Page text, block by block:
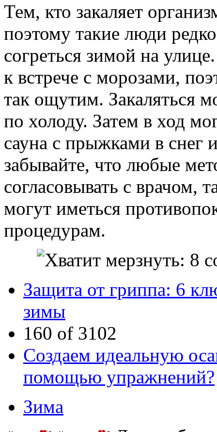
Тем, кто закаляет
поэтому такие люди
согреться зимой на
к встрече с морозами,
так ощутим. Закаляться
по холоду. Затем в ход
сауна с прыжками в снег
забывайте, что любые
согласовывать с врачом,
могут иметься
процедурам.
Защита от гриппа: 6
зимы
160 of 3102
Создаем идеальную
помощью упражнений?
Зима